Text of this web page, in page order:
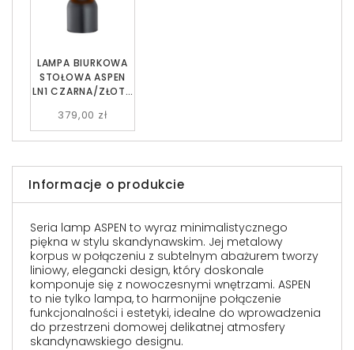
LAMPA BIURKOWA
STOŁOWA ASPEN
LN1 CZARNA/ZŁOTA
379,00 zł
Informacje o produkcie
Seria lamp ASPEN to wyraz minimalistycznego
piękna w stylu skandynawskim. Jej metalowy
korpus w połączeniu z subtelnym abażurem tworzy
liniowy, elegancki design, który doskonale
komponuje się z nowoczesnymi wnętrzami. ASPEN
to nie tylko lampa, to harmonijne połączenie
funkcjonalności i estetyki, idealne do wprowadzenia
do przestrzeni domowej delikatnej atmosfery
skandynawskiego designu.